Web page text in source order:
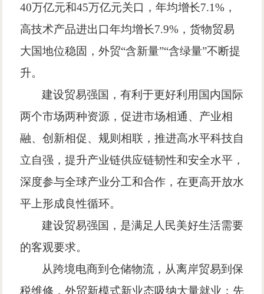
40万亿元和45万亿元关口，年均增长7.1%，
高技术产品进出口年均增长7.9%，货物贸易
大国地位稳固，外贸“含新量”“含绿量”不断提
升。
建设贸易强国，有利于更好利用国内国际
两个市场两种资源，促进市场相通、产业相
融、创新相促、规则相联，推进高水平科技自
立自强，提升产业链供应链韧性和安全水平，
深度参与全球产业分工和合作，在更高开放水
平上形成良性循环。
建设贸易强国，是满足人民美好生活需要
的客观要求。
从跨境电商到仓储物流，从离岸贸易到保
税维修，外贸新模式新业态吸纳大量就业；先